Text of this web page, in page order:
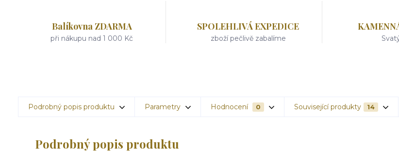
Balíkovna ZDARMA
při nákupu nad 1 000 Kč
SPOLEHLIVÁ EXPEDICE
zboží pečlivě zabalíme
Podrobný popis produktu Parametry Hodnocení 0 Související produkty 14
Podrobný popis produktu